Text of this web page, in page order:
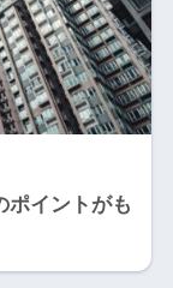
ポイントがも